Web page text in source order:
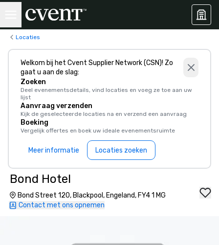
Locaties
Welkom bij het Cvent Supplier Network (CSN)! Zo
gaat u aan de slag:
Zoeken
Deel evenementsdetails, vind locaties en voeg ze toe aan uw
lijst
Aanvraag verzenden
Kijk de geselecteerde locaties na en verzend een aanvraag
Boeking
Vergelijk offertes en boek uw ideale evenementsruimte
Meer informatie Locaties zoeken
Bond Hotel
Bond Street 120, Blackpool, Engeland, FY4 1 MG
Contact met ons opnemen